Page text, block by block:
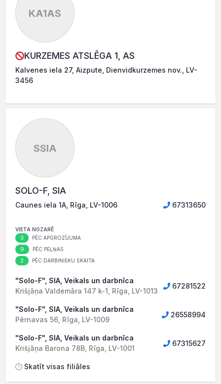
KA1AS
KURZEMES ATSLĒGA 1, AS
Kalvenes iela 27, Aizpute, Dienvidkurzemes nov., LV-
3456
SSIA
SOLO-F, SIA
Caunes iela 1A, Rīga, LV-1006 67313650
VIETA NOZARĒ
3 PĒC APGROZĪJUMA
9 PĒC PEĻŅAS
2 PĒC DARBINIEKU SKAITA
"Solo-F", SIA, Veikals un darbnīca
Krišjāņa Valdemāra 147 k-1, Rīga, LV-1013
67281522
"Solo-F", SIA, Veikals un darbnīca
Pērnavas 56, Rīga, LV-1009
26558994
"Solo-F", SIA, Veikals un darbnīca
Krišjāņa Barona 78B, Rīga, LV-1001
67315627
Skatīt visas filiāles